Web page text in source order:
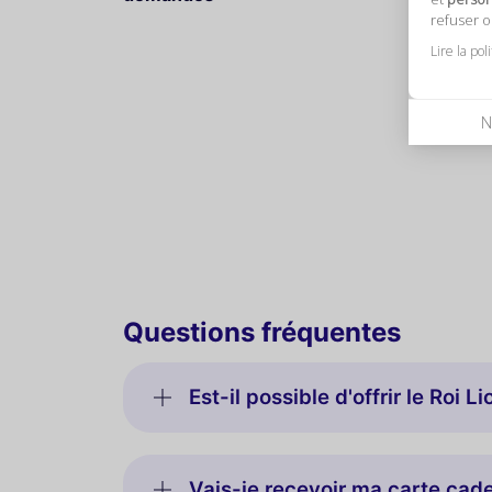
refuser
Lire la
Questions fréquentes
Est-il possible d'offrir le Roi